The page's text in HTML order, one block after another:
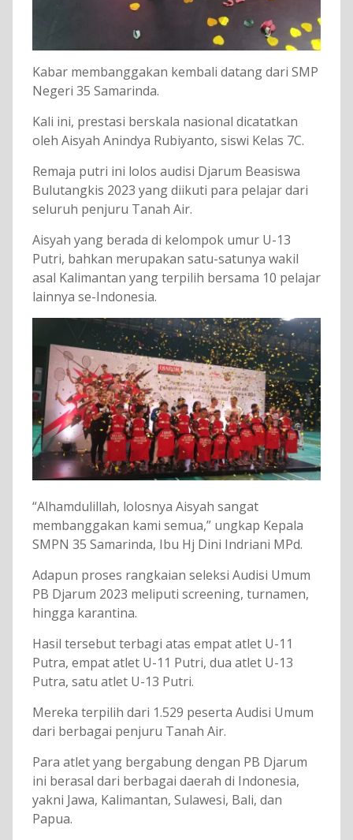
Kabar membanggakan kembali datang dari SMP
Negeri 35 Samarinda.
Kali ini, prestasi berskala nasional dicatatkan
oleh Aisyah Anindya Rubiyanto, siswi Kelas 7C.
Remaja putri ini lolos audisi Djarum Beasiswa
Bulutangkis 2023 yang diikuti para pelajar dari
seluruh penjuru Tanah Air.
Aisyah yang berada di kelompok umur U-13
Putri, bahkan merupakan satu-satunya wakil
asal Kalimantan yang terpilih bersama 10 pelajar
lainnya se-Indonesia.
“Alhamdulillah, lolosnya Aisyah sangat
membanggakan kami semua,” ungkap Kepala
SMPN 35 Samarinda, Ibu Hj Dini Indriani MPd.
Adapun proses rangkaian seleksi Audisi Umum
PB Djarum 2023 meliputi screening, turnamen,
hingga karantina.
Hasil tersebut terbagi atas empat atlet U-11
Putra, empat atlet U-11 Putri, dua atlet U-13
Putra, satu atlet U-13 Putri.
Mereka terpilih dari 1.529 peserta Audisi Umum
dari berbagai penjuru Tanah Air.
Para atlet yang bergabung dengan PB Djarum
ini berasal dari berbagai daerah di Indonesia,
yakni Jawa, Kalimantan, Sulawesi, Bali, dan
Papua.